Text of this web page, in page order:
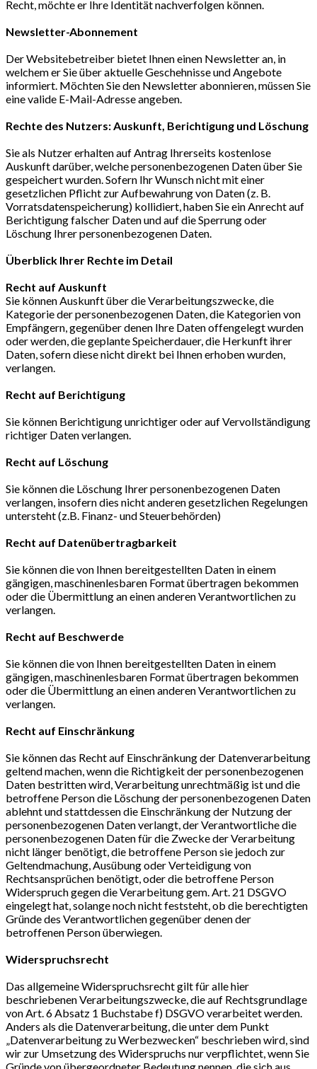
Recht, möchte er Ihre Identität nachverfolgen können.
Newsletter-Abonnement
Der Websitebetreiber bietet Ihnen einen Newsletter an, in
welchem er Sie über aktuelle Geschehnisse und Angebote
informiert. Möchten Sie den Newsletter abonnieren, müssen Sie
eine valide E-Mail-Adresse angeben.
Rechte des Nutzers: Auskunft, Berichtigung und Löschung
Sie als Nutzer erhalten auf Antrag Ihrerseits kostenlose
Auskunft darüber, welche personenbezogenen Daten über Sie
gespeichert wurden. Sofern Ihr Wunsch nicht mit einer
gesetzlichen Pflicht zur Aufbewahrung von Daten (z. B.
Vorratsdatenspeicherung) kollidiert, haben Sie ein Anrecht auf
Berichtigung falscher Daten und auf die Sperrung oder
Löschung Ihrer personenbezogenen Daten.
Überblick Ihrer Rechte im Detail
Recht auf Auskunft
Sie können Auskunft über die Verarbeitungszwecke, die
Kategorie der personenbezogenen Daten, die Kategorien von
Empfängern, gegenüber denen Ihre Daten offengelegt wurden
oder werden, die geplante Speicherdauer, die Herkunft ihrer
Daten, sofern diese nicht direkt bei Ihnen erhoben wurden,
verlangen.
Recht auf Berichtigung
Sie können Berichtigung unrichtiger oder auf Vervollständigung
richtiger Daten verlangen.
Recht auf Löschung
Sie können die Löschung Ihrer personenbezogenen Daten
verlangen, insofern dies nicht anderen gesetzlichen Regelungen
untersteht (z.B. Finanz- und Steuerbehörden)
Recht auf Datenübertragbarkeit
Sie können die von Ihnen bereitgestellten Daten in einem
gängigen, maschinenlesbaren Format übertragen bekommen
oder die Übermittlung an einen anderen Verantwortlichen zu
verlangen.
Recht auf Beschwerde
Sie können die von Ihnen bereitgestellten Daten in einem
gängigen, maschinenlesbaren Format übertragen bekommen
oder die Übermittlung an einen anderen Verantwortlichen zu
verlangen.
Recht auf Einschränkung
Sie können das Recht auf Einschränkung der Datenverarbeitung
geltend machen, wenn die Richtigkeit der personenbezogenen
Daten bestritten wird, Verarbeitung unrechtmäßig ist und die
betroffene Person die Löschung der personenbezogenen Daten
ablehnt und stattdessen die Einschränkung der Nutzung der
personenbezogenen Daten verlangt, der Verantwortliche die
personenbezogenen Daten für die Zwecke der Verarbeitung
nicht länger benötigt, die betroffene Person sie jedoch zur
Geltendmachung, Ausübung oder Verteidigung von
Rechtsansprüchen benötigt, oder die betroffene Person
Widerspruch gegen die Verarbeitung gem. Art. 21 DSGVO
eingelegt hat, solange noch nicht feststeht, ob die berechtigten
Gründe des Verantwortlichen gegenüber denen der
betroffenen Person überwiegen.
Widerspruchsrecht
Das allgemeine Widerspruchsrecht gilt für alle hier
beschriebenen Verarbeitungszwecke, die auf Rechtsgrundlage
von Art. 6 Absatz 1 Buchstabe f) DSGVO verarbeitet werden.
Anders als die Datenverarbeitung, die unter dem Punkt
„Datenverarbeitung zu Werbezwecken“ beschrieben wird, sind
wir zur Umsetzung des Widerspruchs nur verpflichtet, wenn Sie